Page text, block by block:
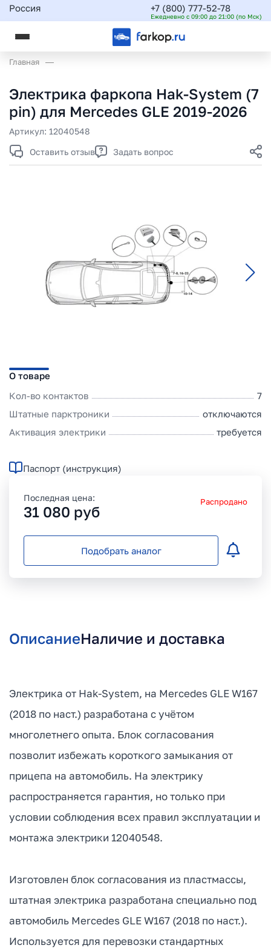
Россия +7 (800) 777-52-78
Ежедневно с 09:00 до 21:00 (по Мск)
Главная
Электрика фаркопа Hak-System (7
pin) для Mercedes GLE 2019-2026
Артикул: 12040548
Оставить отзыв
Задать вопрос
О товаре
Кол-во контактов
7
Штатные парктроники
отключаются
Активация электрики
требуется
Паспорт (инструкция)
Последная цена:
31 080 руб
Распродано
Подобрать аналог
ОписаниеНаличие и доставка
Электрика от Hak-System, на Mercedes GLE W167
(2018 по наст.) разработана с учётом
многолетнего опыта. Блок согласования
позволит избежать короткого замыкания от
прицепа на автомобиль. На электрику
распространяется гарантия, но только при
условии соблюдения всех правил эксплуатации и
монтажа электрики 12040548.
Изготовлен блок согласования из пластмассы,
штатная электрика разработана специально под
автомобиль Mercedes GLE W167 (2018 по наст.).
Используется для перевозки стандартных